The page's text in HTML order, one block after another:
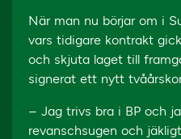
När man nu börjar om i
vars tidigare kontrakt
och skjuta laget till
signerat ett nytt
– Jag trivs bra i BP och
revanschsugen och